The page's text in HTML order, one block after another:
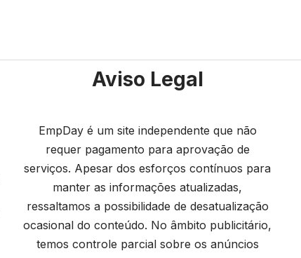
Aviso Legal
EmpDay é um site independente que não
requer pagamento para aprovação de
serviços. Apesar dos esforços contínuos para
manter as informações atualizadas,
ressaltamos a possibilidade de desatualização
ocasional do conteúdo. No âmbito publicitário,
temos controle parcial sobre os anúncios